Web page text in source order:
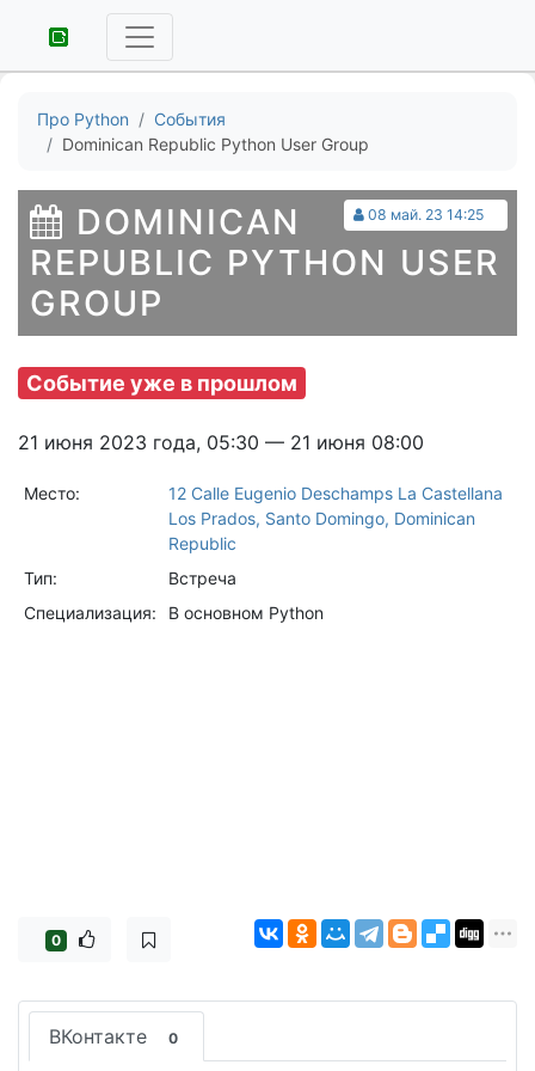
Про Python
События
Dominican Republic Python User Group
08 май. 23 14:25
DOMINICAN
REPUBLIC PYTHON USER
GROUP
Событие уже в прошлом
21 июня 2023 года, 05:30 — 21 июня 08:00
Место:
12 Calle Eugenio Deschamps La Castellana
Los Prados, Santo Domingo, Dominican
Republic
Тип:
Встреча
Специализация:
В основном Python
0
ВКонтакте 0